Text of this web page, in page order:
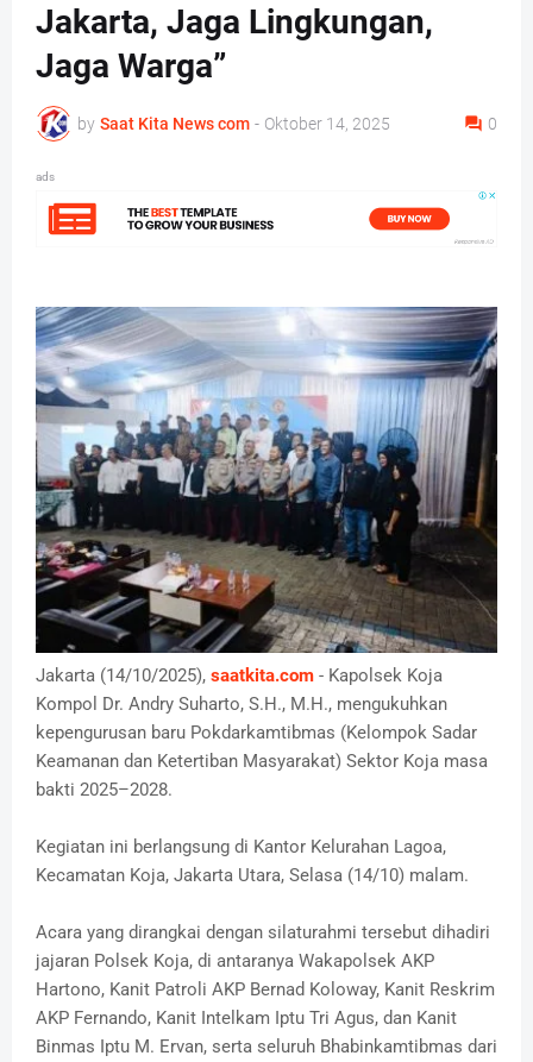
Jakarta, Jaga Lingkungan,
Jaga Warga”
by Saat Kita News com - Oktober 14, 2025 0
ads
Jakarta (14/10/2025), saatkita.com - Kapolsek Koja
Kompol Dr. Andry Suharto, S.H., M.H., mengukuhkan
kepengurusan baru Pokdarkamtibmas (Kelompok Sadar
Keamanan dan Ketertiban Masyarakat) Sektor Koja masa
bakti 2025–2028.
Kegiatan ini berlangsung di Kantor Kelurahan Lagoa,
Kecamatan Koja, Jakarta Utara, Selasa (14/10) malam.
Acara yang dirangkai dengan silaturahmi tersebut dihadiri
jajaran Polsek Koja, di antaranya Wakapolsek AKP
Hartono, Kanit Patroli AKP Bernad Koloway, Kanit Reskrim
AKP Fernando, Kanit Intelkam Iptu Tri Agus, dan Kanit
Binmas Iptu M. Ervan, serta seluruh Bhabinkamtibmas dari